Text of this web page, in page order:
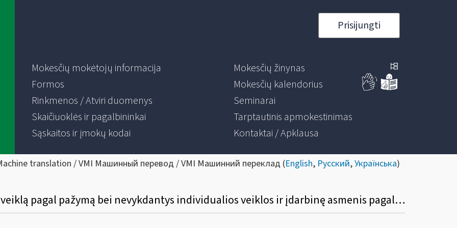
Prisijungti
Mokesčių mokėtojų informacija
Formos
Rinkmenos / Atviri duomenys
Skaičiuoklės ir pagalbininkai
Sąskaitos ir įmokų kodai
Mokesčių žinynas
Mokesčių kalendorius
Seminarai
Tarptautinis apmokestinimas
Kontaktai / Apklausa
translation / VMI Машинный перевод / VMI Машинний переклад (English, Русский,Українська)
Ar gyventojai, vykdantys individualią veiklą pagal pažymą bei nevykdantys individualios veiklos ir įdarbinę asmenis pagal darbo sutartį, turi teikti VMI prašymą dėl įsiregistravimo draudėju?